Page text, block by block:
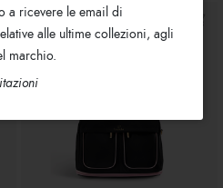
a ricevere le email di
alle ultime collezioni, agli
marchio.